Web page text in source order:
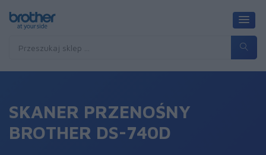
SKANER PRZENOŚNY
BROTHER DS-740D